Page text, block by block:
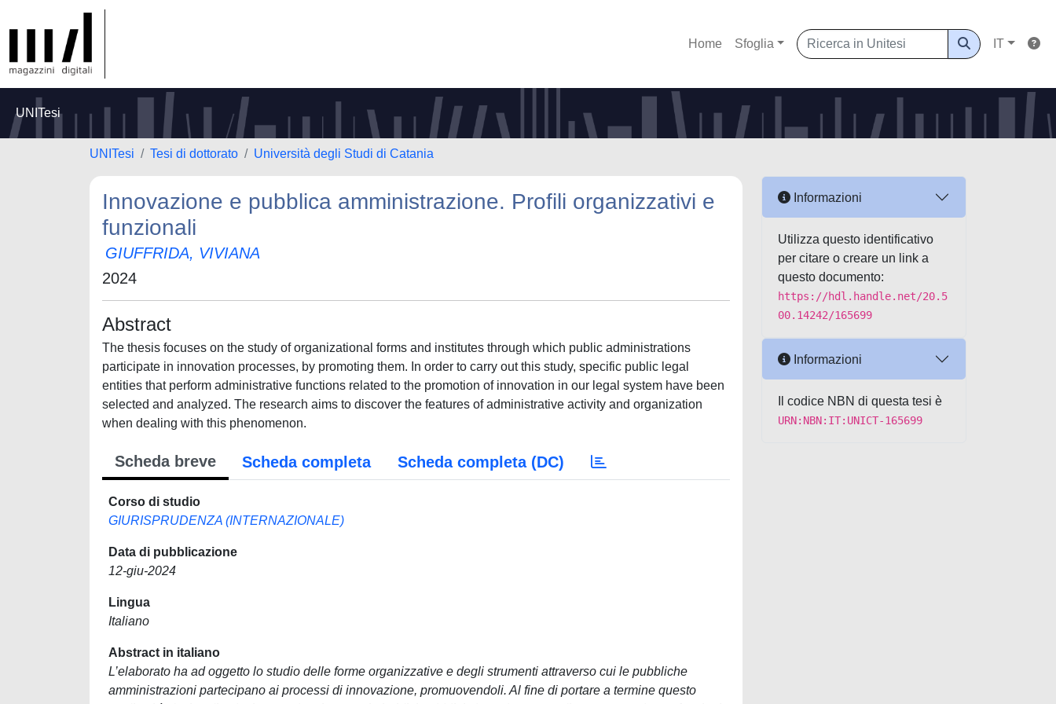
Home Sfoglia IT
UNITesi
UNITesi Tesi di dottorato Università degli Studi di Catania
Innovazione e pubblica amministrazione. Profili organizzativi e
funzionali
GIUFFRIDA, VIVIANA
2024
Abstract
The thesis focuses on the study of organizational forms and institutes through which public administrations
participate in innovation processes, by promoting them. In order to carry out this study, specific public legal
entities that perform administrative functions related to the promotion of innovation in our legal system have been
selected and analyzed. The research aims to discover the features of administrative activity and organization
when dealing with this phenomenon.
Scheda breve Scheda completa Scheda completa (DC)
Corso di studio
GIURISPRUDENZA (INTERNAZIONALE)
Data di pubblicazione
12-giu-2024
Lingua
Italiano
Abstract in italiano
L’elaborato ha ad oggetto lo studio delle forme organizzative e degli strumenti attraverso cui le pubbliche
amministrazioni partecipano ai processi di innovazione, promuovendoli. Al fine di portare a termine questo
Informazioni
Utilizza questo identificativo
per citare o creare un link a
questo documento:
https://hdl.handle.net/20.5
00.14242/165699
Informazioni
Il codice NBN di questa tesi è
URN:NBN:IT:UNICT-165699